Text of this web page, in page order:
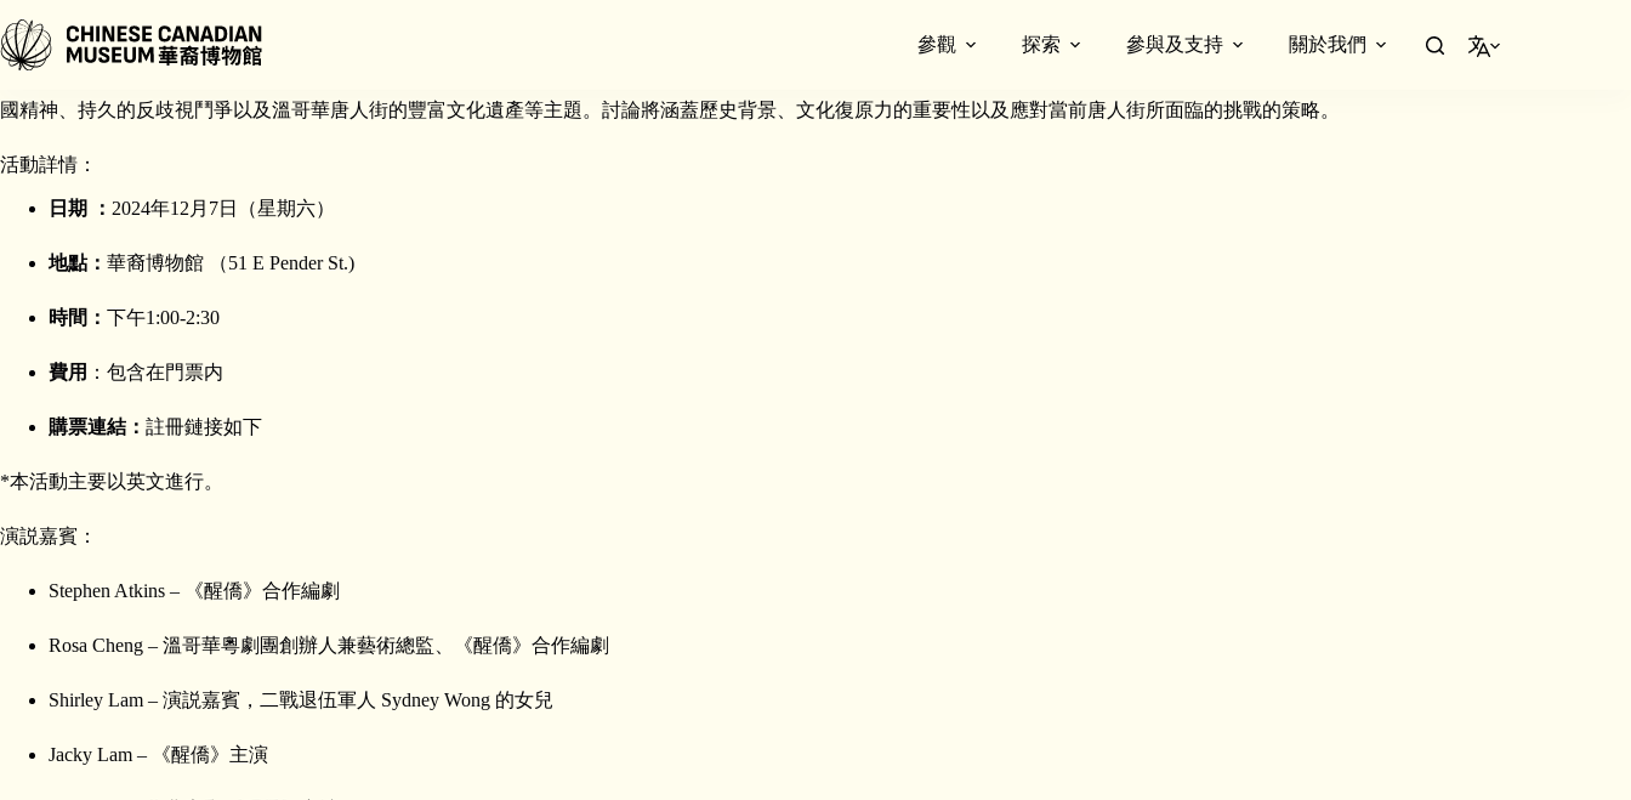
至
主
內
參觀 探索 參與及支持 關於我們
繁體中文
國精神、持久的反歧視鬥爭以及溫哥華唐人街的豐富文化遺產等主題。討論將涵蓋歷史背景、文化復原力的重要性以及應對當前唐人街所面臨的挑戰的策略。
活動詳情：
日期 ： 2024年12月7日（星期六）
地點： 華裔博物館 （51 E Pender St.)
時間： 下午1:00-2:30
費用 ：包含在門票内
購票連結： 註冊鏈接如下
*本活動主要以英文進行。
演説嘉賓：
Stephen Atkins – 《醒僑》合作編劇
Rosa Cheng – 溫哥華粵劇團創辦人兼藝術總監、《醒僑》合作編劇
Shirley Lam – 演説嘉賓，二戰退伍軍人 Sydney Wong 的女兒
Jacky Lam – 《醒僑》主演